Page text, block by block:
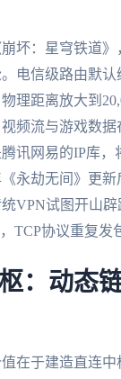
坏：星穹铁道
电信级路由默认
理距离放大到
频流与游戏数据
讯网易的IP库，
永劫无间》更新
VPN试图开山辟
TCP协议重复发
：动态
在于建造直连中